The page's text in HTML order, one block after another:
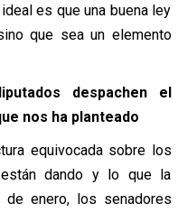
es que una buena ley
que sea un elemento
despachen el
nos ha planteado
equivocada sobre los
dando y lo que la
enero, los senadores